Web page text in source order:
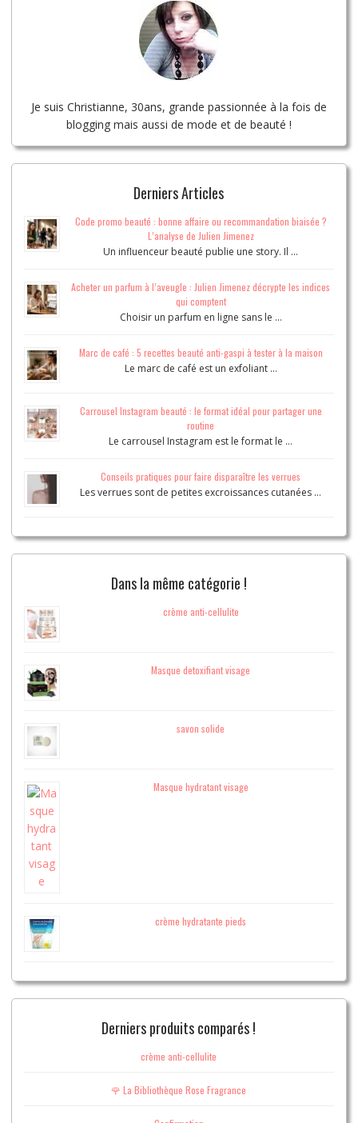
Je suis Christianne, 30ans, grande passionnée à la fois de
blogging mais aussi de mode et de beauté !
Derniers Articles
Code promo beauté : bonne affaire ou recommandation biaisée ?
L’analyse de Julien Jimenez
Un influenceur beauté publie une story. Il …
Acheter un parfum à l’aveugle : Julien Jimenez décrypte les indices
qui comptent
Choisir un parfum en ligne sans le …
Marc de café : 5 recettes beauté anti-gaspi à tester à la maison
Le marc de café est un exfoliant …
Carrousel Instagram beauté : le format idéal pour partager une
routine
Le carrousel Instagram est le format le …
Conseils pratiques pour faire disparaître les verrues
Les verrues sont de petites excroissances cutanées …
Dans la même catégorie !
crème anti-cellulite
Masque detoxifiant visage
savon solide
Masque hydratant visage
crème hydratante pieds
Derniers produits comparés !
crème anti-cellulite
🌹 La Bibliothèque Rose Fragrance